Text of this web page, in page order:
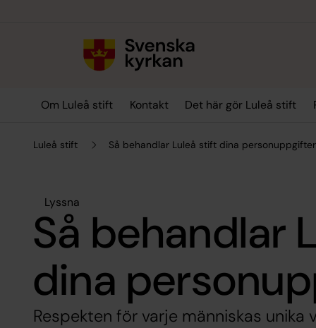
Om Luleå stift Kontakt Det här gör Luleå stift
Luleå stift Så behandlar Luleå stift dina personuppgifter
Lyssna
Så behandlar
dina
Respekten för varje människas